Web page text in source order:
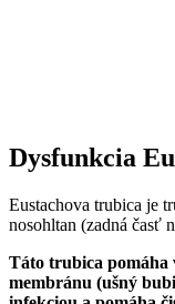
Dysfunkcia
Eustachova trubica je
nosohltan (zadná časť
Táto trubica
membránu (ušný